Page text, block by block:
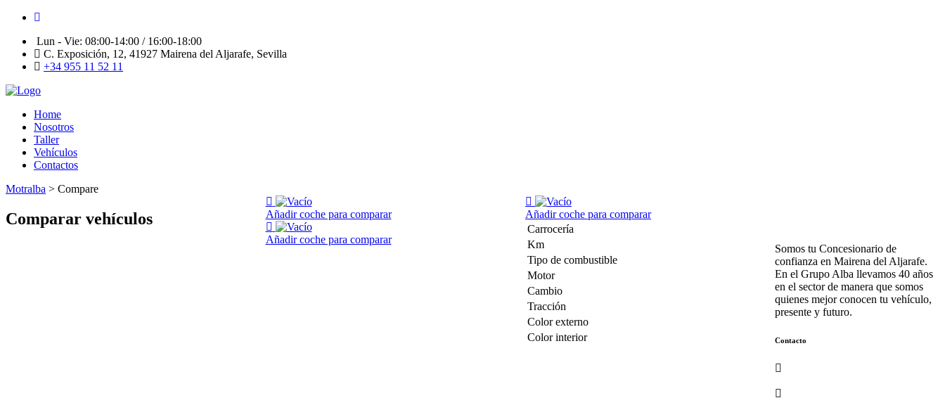
Lun - Vie: 08:00-14:00 / 16:00-18:00
C. Exposición, 12, 41927 Mairena del Aljarafe, Sevilla
+34 955 11 52 11
Home
Nosotros
Taller
Vehículos
Contactos
Motralba > Compare
Comparar vehículos Añadir coche para comparar Añadir coche para comparar
Añadir coche para comparar
Carrocería
Km
Tipo de combustible
Motor
Cambio
Tracción
Color externo
Color interior
Somos tu Concesionario de
confianza en Mairena del Aljarafe.
En el Grupo Alba llevamos 40 años
en el sector de manera que somos
quienes mejor conocen tu vehículo,
presente y futuro.
Contacto